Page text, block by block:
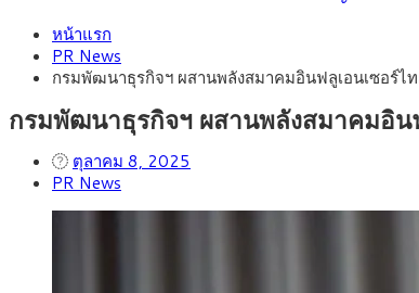
สิงหาคม 4, 2026
สิงหาคม 3, 2026
สิงหาคม 1, 2026 “เอกนิติ” เปิดเครื่องยนต์เศรษฐกิจใหม่ข
กรกฎาคม 27, 2026 ภัยเงียบใกล้ตัวเด็ก LSD “แสตมป์เมา
หน้าแรก
PR News
กรมพัฒนาธุรกิจฯ ผสานพลังสมาคมอินฟลูเอนเซอร์ไ
กรมพัฒนาธุรกิจฯ ผสานพลังสมาคมอิน
ตุลาคม 8, 2025
PR News